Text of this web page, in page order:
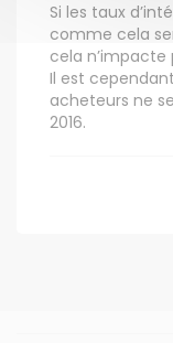
Si les taux
comme cela
cela n’impacte
Il est
acheteurs ne
2016.